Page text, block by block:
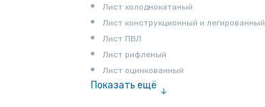
Лист холоднокатаный
Лист конструкционный и легированный
Лист ПВЛ
Лист рифленый
Лист оцинкованный
Показать ещё